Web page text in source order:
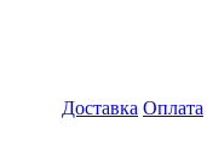
Доставка Оплата